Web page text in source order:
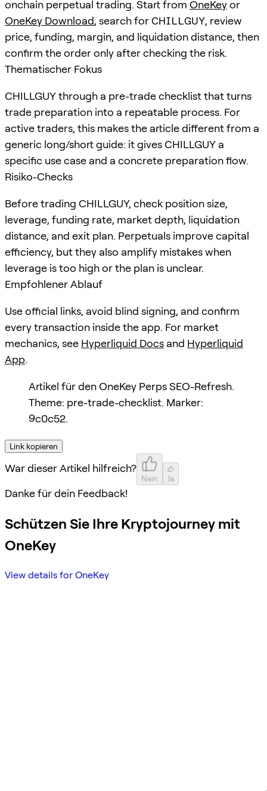
onchain perpetual trading. Start from OneKeyor
OneKey Download, search forCHILLGUY, review
price, funding, margin, and liquidation distance, then
confirm the order only after checking the risk.
Thematischer Fokus
CHILLGUY through a pre-trade checklist that turns
trade preparation into a repeatable process. For
active traders, this makes the article different from a
generic long/short guide: it gives CHILLGUY a
specific use case and a concrete preparation flow.
Risiko-Checks
Before trading CHILLGUY, check position size,
leverage, funding rate, market depth, liquidation
distance, and exit plan. Perpetuals improve capital
efficiency, but they also amplify mistakes when
leverage is too high or the plan is unclear.
Empfohlener Ablauf
Use official links, avoid blind signing, and confirm
every transaction inside the app. For market
mechanics, see Hyperliquid Docs and Hyperliquid
App.
Artikel für den OneKey Perps SEO-Refresh.
Theme: pre-trade-checklist. Marker:
9c0c52.
Link kopieren
War dieser Artikel hilfreich?
Nein Ja
Danke für dein Feedback!
Schützen Sie Ihre Kryptojourney mit
OneKey
View details for OneKey